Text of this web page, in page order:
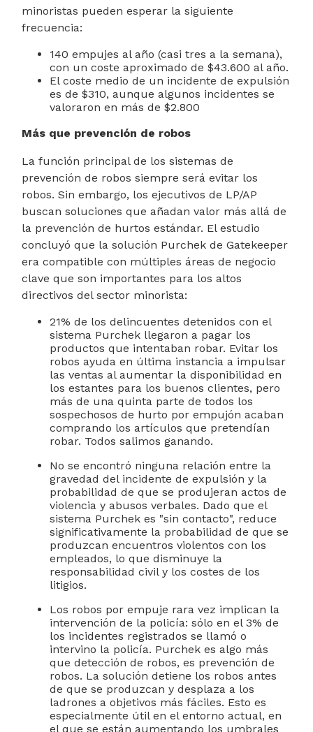
minoristas pueden esperar la siguiente
frecuencia:
140 empujes al año (casi tres a la semana),
con un coste aproximado de $43.600 al año.
El coste medio de un incidente de expulsión
es de $310, aunque algunos incidentes se
valoraron en más de $2.800
Más que prevención de robos
La función principal de los sistemas de
prevención de robos siempre será evitar los
robos. Sin embargo, los ejecutivos de LP/AP
buscan soluciones que añadan valor más allá de
la prevención de hurtos estándar. El estudio
concluyó que la solución Purchek de Gatekeeper
era compatible con múltiples áreas de negocio
clave que son importantes para los altos
directivos del sector minorista:
21% de los delincuentes detenidos con el
sistema Purchek llegaron a pagar los
productos que intentaban robar. Evitar los
robos ayuda en última instancia a impulsar
las ventas al aumentar la disponibilidad en
los estantes para los buenos clientes, pero
más de una quinta parte de todos los
sospechosos de hurto por empujón acaban
comprando los artículos que pretendían
robar. Todos salimos ganando.
No se encontró ninguna relación entre la
gravedad del incidente de expulsión y la
probabilidad de que se produjeran actos de
violencia y abusos verbales. Dado que el
sistema Purchek es "sin contacto", reduce
significativamente la probabilidad de que se
produzcan encuentros violentos con los
empleados, lo que disminuye la
responsabilidad civil y los costes de los
litigios.
Los robos por empuje rara vez implican la
intervención de la policía: sólo en el 3% de
los incidentes registrados se llamó o
intervino la policía. Purchek es algo más
que detección de robos, es prevención de
robos. La solución detiene los robos antes
de que se produzcan y desplaza a los
ladrones a objetivos más fáciles. Esto es
especialmente útil en el entorno actual, en
el que se están aumentando los umbrales